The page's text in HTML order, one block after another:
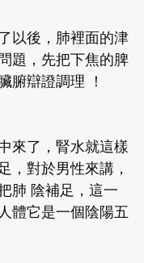
以後，肺裡面的津
題，先把下焦的脾
腑辯證調理 ！
來了，腎水就這樣
，對於男性來講，
肺 陰補足，這一
體它是一個陰陽五